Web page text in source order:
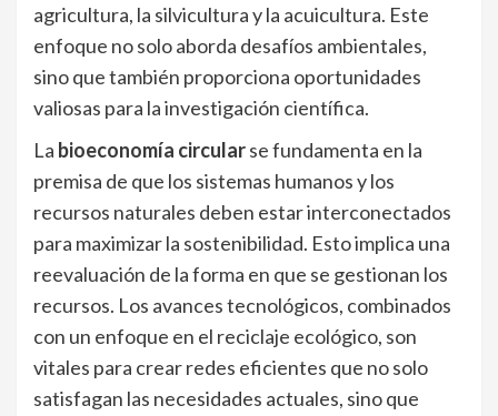
agricultura, la silvicultura y la acuicultura. Este
enfoque no solo aborda desafíos ambientales,
sino que también proporciona oportunidades
valiosas para la investigación científica.
La bioeconomía circularse fundamenta en la
premisa de que los sistemas humanos y los
recursos naturales deben estar interconectados
para maximizar la sostenibilidad. Esto implica una
reevaluación de la forma en que se gestionan los
recursos. Los avances tecnológicos, combinados
con un enfoque en el reciclaje ecológico, son
vitales para crear redes eficientes que no solo
satisfagan las necesidades actuales, sino que